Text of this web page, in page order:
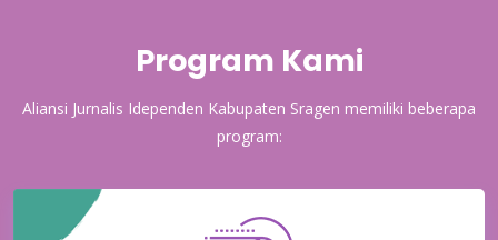
Program Kami
Aliansi Jurnalis Idependen Kabupaten Sragen memiliki beberapa
program: